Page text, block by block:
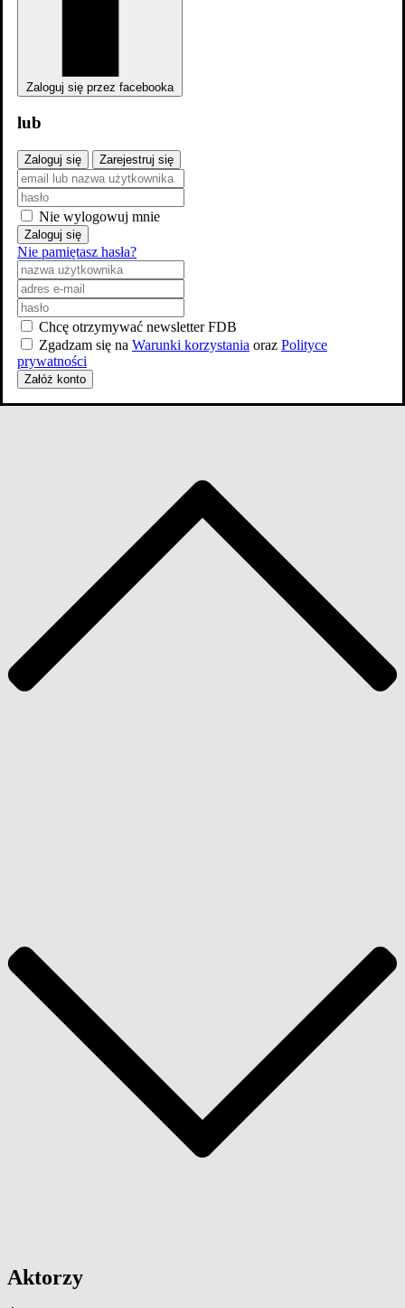
Skocz do wybranego zawodu
Aktorzy
24
Producenci
2
Scenariusz
1
Aktorzy
Zaloguj się przez facebooka
lub
Zaloguj się Zarejestruj się
Nie wylogowuj mnie
Zaloguj się
Nie pamiętasz hasła?
Chcę otrzymywać newsletter FDB
Zgadzam się na Warunki korzystania oraz Polityce
prywatności
Załóż konto